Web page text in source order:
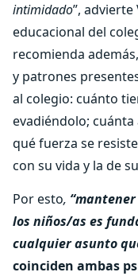
intimidado”, advierte
educacional del
recomienda
y patrones
al colegio: cuánto
evadiéndolo;
qué fuerza se
con su vida y la de
Por esto,
los niños/as es
cualquier asunto
coinciden ambas